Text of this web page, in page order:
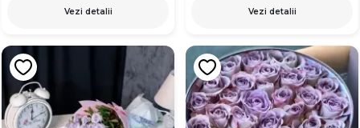
Vezi detalii Vezi detalii